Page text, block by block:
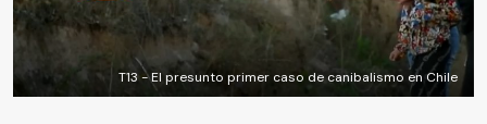
T13 - El presunto primer caso de canibalismo en Chile